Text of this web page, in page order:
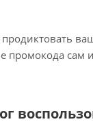
промокода сам